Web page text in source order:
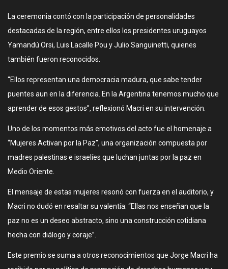
La ceremonia contó con la participación de personalidades
destacadas de la región, entre ellos los presidentes uruguayos
Yamandú Orsi, Luis Lacalle Pou y Julio Sanguinetti, quienes
también fueron reconocidos.
“Ellos representan una democracia madura, que sabe tender
puentes aun en la diferencia. En la Argentina tenemos mucho que
aprender de esos gestos”, reflexionó Macri en su intervención.
Uno de los momentos más emotivos del acto fue el homenaje a
“Mujeres Activan por la Paz”, una organización compuesta por
madres palestinas e israelíes que luchan juntas por la paz en
Medio Oriente.
El mensaje de estas mujeres resonó con fuerza en el auditorio, y
Macri no dudó en resaltar su valentía: “Ellas nos enseñan que la
paz no es un deseo abstracto, sino una construcción cotidiana
hecha con diálogo y coraje”.
Este premio se suma a otros reconocimientos que Jorge Macri ha